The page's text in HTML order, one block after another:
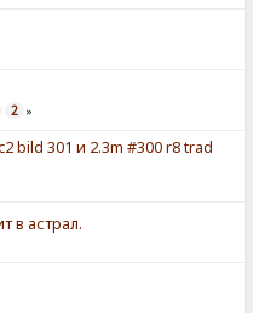
2 »
bild 301 и 2.3m #300 r8 trad
в астрал.